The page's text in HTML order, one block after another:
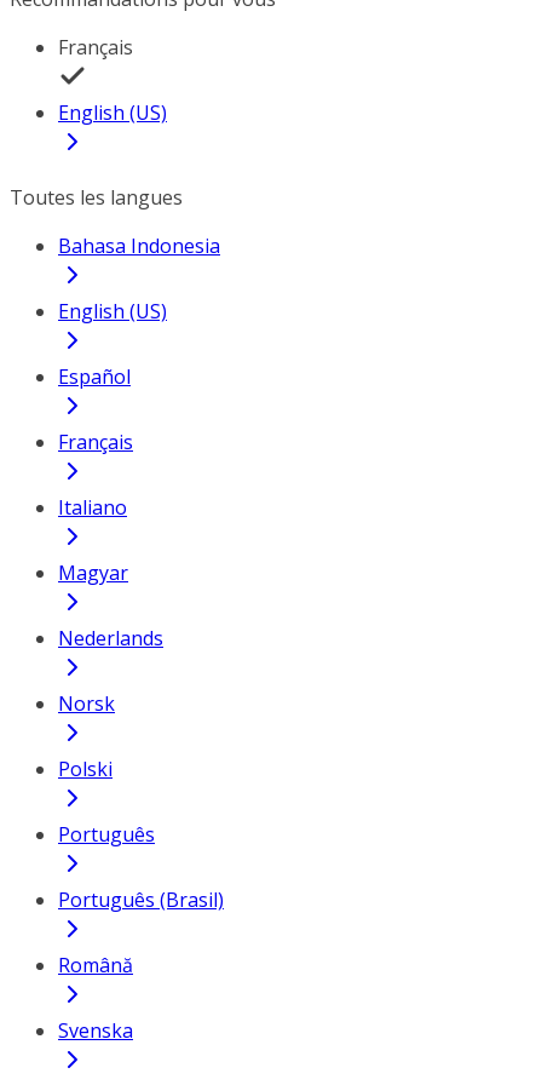
Français
English (US)
Toutes les langues
Bahasa Indonesia
English (US)
Español
Français
Italiano
Magyar
Nederlands
Norsk
Polski
Português
Português (Brasil)
Română
Svenska